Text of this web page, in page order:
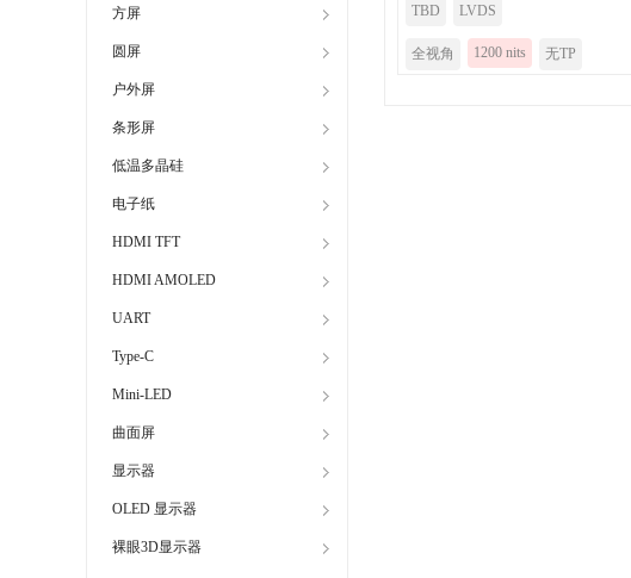
方屏
圆屏
户外屏
条形屏
低温多晶硅
电子纸
HDMI TFT
HDMI AMOLED
UART
Type-C
Mini-LED
曲面屏
显示器
OLED 显示器
裸眼3D显示器
TBD LVDS
全视角 1200 nits 无TP